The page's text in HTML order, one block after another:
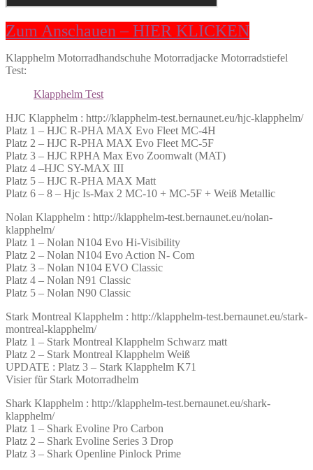
Zum Anschauen – HIER KLICKEN
Klapphelm Motorradhandschuhe Motorradjacke Motorradstiefel
Test:
Klapphelm Test
HJC Klapphelm : http://klapphelm-test.bernaunet.eu/hjc-klapphelm/
Platz 1 – HJC R-PHA MAX Evo Fleet MC-4H
Platz 2 – HJC R-PHA MAX Evo Fleet MC-5F
Platz 3 – HJC RPHA Max Evo Zoomwalt (MAT)
Platz 4 –HJC SY-MAX III
Platz 5 – HJC R-PHA MAX Matt
Platz 6 – 8 – Hjc Is-Max 2 MC-10 + MC-5F + Weiß Metallic
Nolan Klapphelm : http://klapphelm-test.bernaunet.eu/nolan-
klapphelm/
Platz 1 – Nolan N104 Evo Hi-Visibility
Platz 2 – Nolan N104 Evo Action N- Com
Platz 3 – Nolan N104 EVO Classic
Platz 4 – Nolan N91 Classic
Platz 5 – Nolan N90 Classic
Stark Montreal Klapphelm : http://klapphelm-test.bernaunet.eu/stark-
montreal-klapphelm/
Platz 1 – Stark Montreal Klapphelm Schwarz matt
Platz 2 – Stark Montreal Klapphelm Weiß
UPDATE : Platz 3 – Stark Klapphelm K71
Visier für Stark Motorradhelm
Shark Klapphelm : http://klapphelm-test.bernaunet.eu/shark-
klapphelm/
Platz 1 – Shark Evoline Pro Carbon
Platz 2 – Shark Evoline Series 3 Drop
Platz 3 – Shark Openline Pinlock Prime